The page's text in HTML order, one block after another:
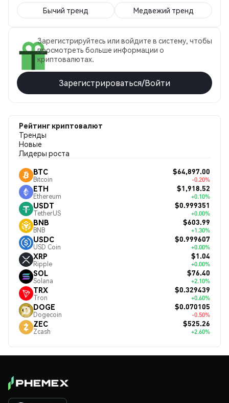
Бычий тренд Медвежий тренд
Зарегистрируйтесь или войдите в систему, чтобы
просмотреть больше информации о
криптовалютах.
Зарегистрироваться/Войти
Рейтинг криптовалют
Тренды
Новые
Лидеры роста
BTC
Bitcoin
$64,897.00
-0.20%
ETH
Ethereum
$1,918.52
+0.10%
USDT
TetherUS
$0.999351
+0.00%
BNB
BNB
$603.99
+1.30%
USDC
USD Coin
$0.999607
+0.00%
XRP
Ripple
$1.04
+0.00%
SOL
Solana
$76.40
+2.10%
TRX
Tron
$0.329439
+0.60%
DOGE
Dogecoin
$0.070105
-0.50%
ZEC
Zcash
$525.26
+2.60%